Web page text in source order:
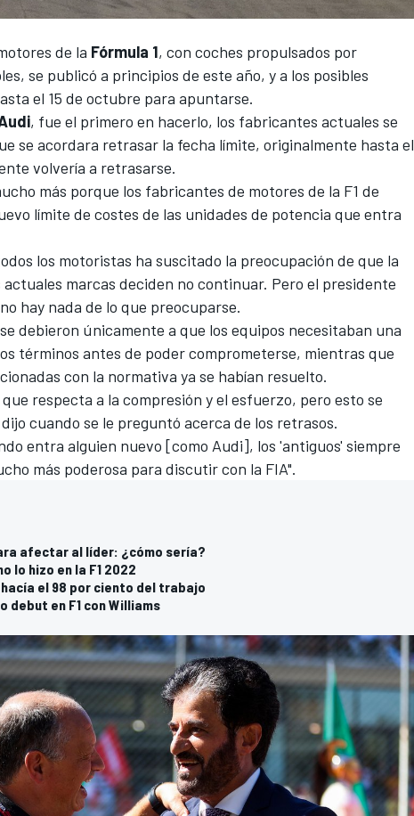
de la Fórmula 1, con coches propulsados por
se publicó a principios de este año, y a los posibles
el 15 de octubre para apuntarse.
, fue el primero en hacerlo, los fabricantes actuales se
se acordara retrasar la fecha límite, originalmente hasta el
volvería a retrasarse.
más porque los fabricantes de motores de la F1 de
límite de costes de las unidades de potencia que entra
los motoristas ha suscitado la preocupación de que la
actuales marcas deciden no continuar. Pero el presidente
hay nada de lo que preocuparse.
debieron únicamente a que los equipos necesitaban una
términos antes de poder comprometerse, mientras que
con la normativa ya se habían resuelto.
respecta a la compresión y el esfuerzo, pero esto se
cuando se le preguntó acerca de los retrasos.
entra alguien nuevo [como Audi], los 'antiguos' siempre
más poderosa para discutir con la FIA".
afectar al líder: ¿cómo sería?
lo hizo en la F1 2022
el 98 por ciento del trabajo
debut en F1 con Williams